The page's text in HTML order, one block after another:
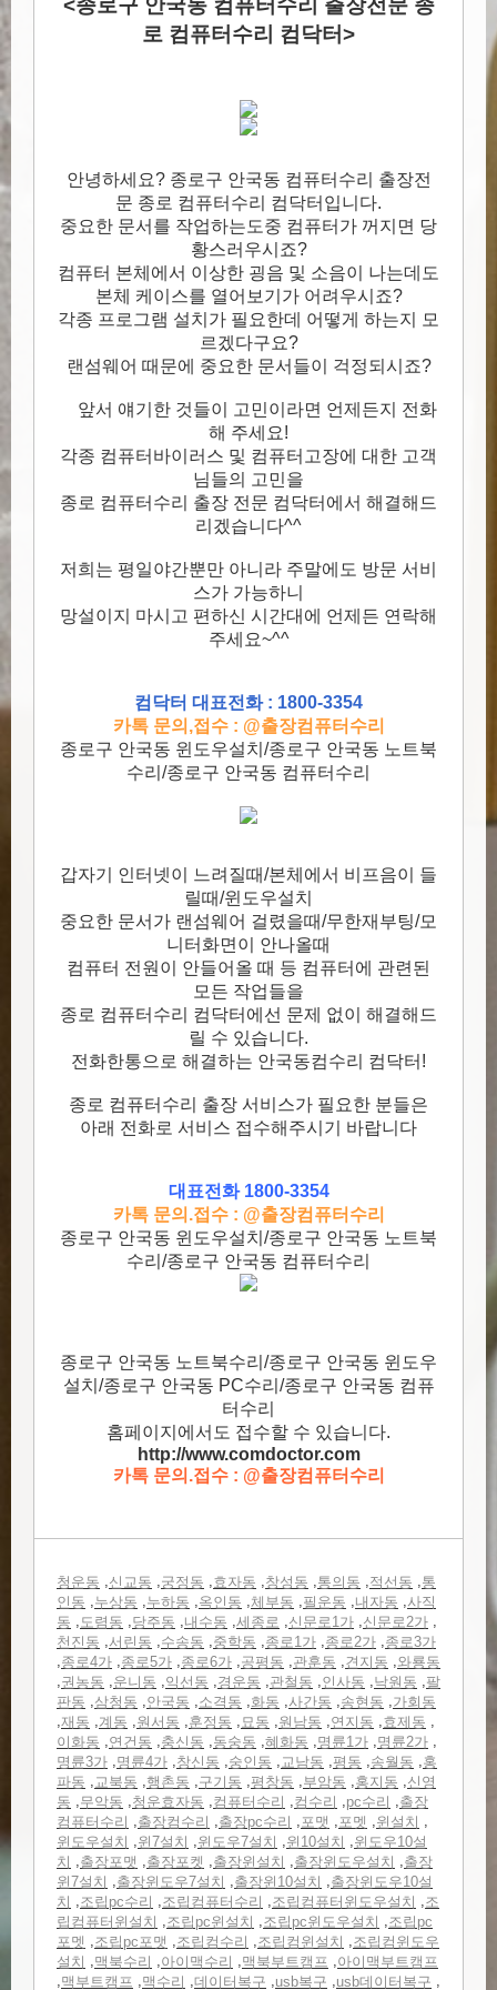
<종로구 안국동 컴퓨터수리 출장전문 종
로 컴퓨터수리 컴닥터>
안녕하세요? 종로구 안국동 컴퓨터수리 출장전
문 종로 컴퓨터수리 컴닥터입니다.
중요한 문서를 작업하는도중 컴퓨터가 꺼지면 당
황스러우시죠?
컴퓨터 본체에서 이상한 굉음 및 소음이 나는데도
본체 케이스를 열어보기가 어려우시죠?
각종 프로그램 설치가 필요한데 어떻게 하는지 모
르겠다구요?
랜섬웨어 때문에 중요한 문서들이 걱정되시죠?
앞서 얘기한 것들이 고민이라면 언제든지 전화
해 주세요!
각종 컴퓨터바이러스 및 컴퓨터고장에 대한 고객
님들의 고민을
종로 컴퓨터수리 출장 전문 컴닥터에서 해결해드
리겠습니다^^
저희는 평일야간뿐만 아니라 주말에도 방문 서비
스가 가능하니
망설이지 마시고 편하신 시간대에 언제든 연락해
주세요~^^
컴닥터 대표전화 : 1800-3354
카톡 문의,접수 : @출장컴퓨터수리
종로구 안국동 윈도우설치/종로구 안국동 노트북
수리/종로구 안국동 컴퓨터수리
갑자기 인터넷이 느려질때/본체에서 비프음이 들
릴때/윈도우설치
중요한 문서가 랜섬웨어 걸렸을때/무한재부팅/모
니터화면이 안나올때
컴퓨터 전원이 안들어올 때 등 컴퓨터에 관련된
모든 작업들을
종로 컴퓨터수리 컴닥터에선 문제 없이 해결해드
릴 수 있습니다.
전화한통으로 해결하는 안국동컴수리 컴닥터!
종로 컴퓨터수리 출장 서비스가 필요한 분들은
아래 전화로 서비스 접수해주시기 바랍니다
대표전화 1800-3354
카톡 문의.접수 : @출장컴퓨터수리
종로구 안국동 윈도우설치/종로구 안국동 노트북
수리/종로구 안국동 컴퓨터수리
종로구 안국동 노트북수리/종로구 안국동 윈도우
설치/종로구 안국동 PC수리/종로구 안국동 컴퓨
터수리
홈페이지에서도 접수할 수 있습니다.
http://www.comdoctor.com
카톡 문의.접수 : @출장컴퓨터수리
청운동 ,신교동 ,궁정동 ,효자동 ,창성동 ,통의동 ,적선동 ,통
인동 ,누상동 ,누하동 ,옥인동 ,체부동 ,필운동 ,내자동 ,사직
동 ,도렴동 ,당주동 ,내수동 ,세종로 ,신문로1가 ,신문로2가 ,
천진동 ,서린동 ,수송동 ,중학동 ,종로1가 ,종로2가 ,종로3가
,종로4가 ,종로5가 ,종로6가 ,공평동 ,관훈동 ,견지동 ,와룡동
,권농동 ,운니동 ,익선동 ,경운동 ,관철동 ,인사동 ,낙원동 ,팔
판동 ,삼청동 ,안국동 ,소격동 ,화동 ,사간동 ,송현동 ,가회동
,재동 ,계동 ,원서동 ,훈정동 ,묘동 ,원남동 ,연지동 ,효제동 ,
이화동 ,연건동 ,충신동 ,동숭동 ,혜화동 ,명륜1가 ,명륜2가 ,
명륜3가 ,명륜4가 ,창신동 ,숭인동 ,교남동 ,평동 ,송월동 ,홍
파동 ,교북동 ,행촌동 ,구기동 ,평창동 ,부암동 ,홍지동 ,신영
동 ,무악동 ,청운효자동 ,컴퓨터수리 ,컴수리 ,pc수리 ,출장
컴퓨터수리 ,출장컴수리 ,출장pc수리 ,포맷 ,포멧 ,윈설치 ,
윈도우설치 ,윈7설치 ,윈도우7설치 ,윈10설치 ,윈도우10설
치 ,출장포맷 ,출장포켓 ,출장윈설치 ,출장윈도우설치 ,출장
윈7설치 ,출장윈도우7설치 ,출장윈10설치 ,출장윈도우10설
치 ,조립pc수리 ,조립컴퓨터수리 ,조립컴퓨터윈도우설치 ,조
립컴퓨터윈설치 ,조립pc윈설치 ,조립pc윈도우설치 ,조립pc
포멧 ,조립pc포맷 ,조립컴수리 ,조립컴윈설치 ,조립컴윈도우
설치 ,맥북수리 ,아이맥수리 ,맥북부트캠프 ,아이맥부트캠프
,맥부트캠프 ,맥수리 ,데이터복구 ,usb복구 ,usb데이터복구 ,